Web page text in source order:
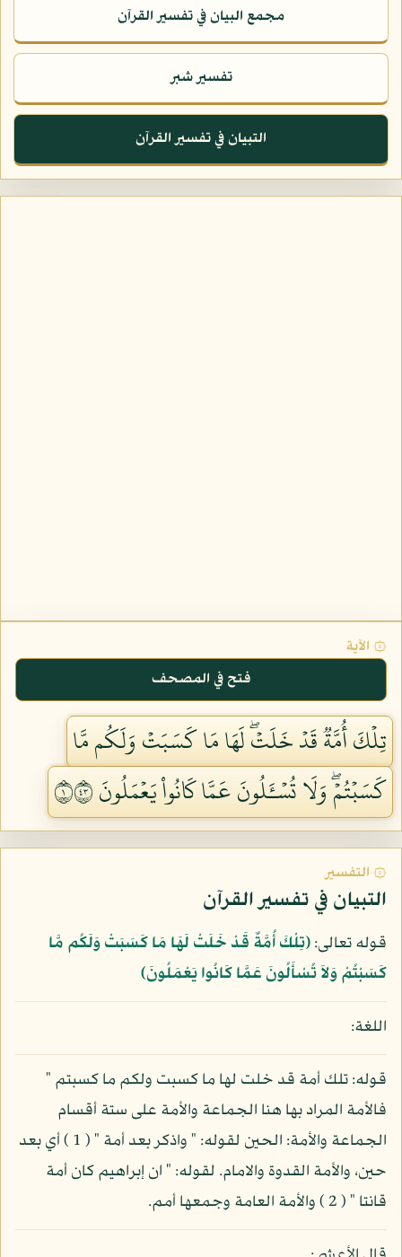
مجمع البيان في تفسير القرآن
تفسير شبر
التبيان في تفسير القرآن
۞ الآية
فتح في المصحف
تِلۡكَ أُمَّةٞ قَدۡ خَلَتۡۖ لَهَا مَا كَسَبَتۡ وَلَكُم مَّا
كَسَبۡتُمۡۖ وَلَا تُسۡـَٔلُونَ عَمَّا كَانُواْ يَعۡمَلُونَ ١٣٤
۞ التفسير
التبيان في تفسير القرآن
قوله تعالى:﴿تِلْكَ أُمَّةٌ قَدْ خَلَتْ لَهَا مَا كَسَبَتْ وَلَكُم مَّا
كَسَبْتُمْ وَلاَ تُسْأَلُونَ عَمَّا كَانُوا يَعْمَلُونَ﴾
اللغة:
قوله: تلك أمة قد خلت لها ما كسبت ولكم ما كسبتم "
فالأمة المراد بها هنا الجماعة والأمة على ستة أقسام
الجماعة والأمة: الحين لقوله: " واذكر بعد أمة " ( 1 ) أي بعد
حين، والأمة القدوة والامام. لقوله: " ان إبراهيم كان أمة
قانتا " ( 2 ) والأمة العامة وجمعها أمم.